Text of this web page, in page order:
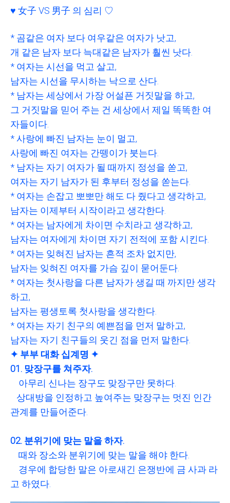
♥ 女子 VS 男子 의 심리 ♡
* 곰같은 여자 보다 여우같은 여자가 낫고,
개 같은 남자 보다 늑대같은 남자가 훨씬 낫다.
* 여자는 시선을 먹고 살고,
남자는 시선을 무시하는 낙으로 산다.
* 남자는 세상에서 가장 어설픈 거짓말을 하고,
그 거짓말을 믿어 주는 건 세상에서 제일 똑똑한 여
자들이다.
* 사랑에 빠진 남자는 눈이 멀고,
사랑에 빠진 여자는 간뗑이가 붓는다.
* 남자는 자기 여자가 될 때까지 정성을 쏟고,
여자는 자기 남자가 된 후부터 정성을 쏟는다.
* 여자는 손잡고 뽀뽀만 해도 다 줬다고 생각하고,
남자는 이제부터 시작이라고 생각한다.
* 여자는 남자에게 차이면 수치라고 생각하고,
남자는 여자에게 차이면 자기 전적에 포함 시킨다.
* 여자는 잊혀진 남자는 흔적 조차 없지만,
남자는 잊혀진 여자를 가슴 깊이 묻어둔다.
* 여자는 첫사랑을 다른 남자가 생길 때 까지만 생각
하고,
남자는 평생토록 첫사랑을 생각한다.
* 여자는 자기 친구의 예쁜점을 먼저 말하고,
남자는 자기 친구들의 웃긴 점을 먼저 말한다.
✦ 부부 대화 십계명 ✦
01. 맞장구를 쳐주자.
아무리 신나는 장구도 맞장구만 못하다.
상대방을 인정하고 높여주는 맞장구는 멋진 인간
관계를 만들어준다.
02. 분위기에 맞는 말을 하자.
때와 장소와 분위기에 맞는 말을 해야 한다.
경우에 합당한 말은 아로새긴 은쟁반에 금 사과 라
고 하였다.